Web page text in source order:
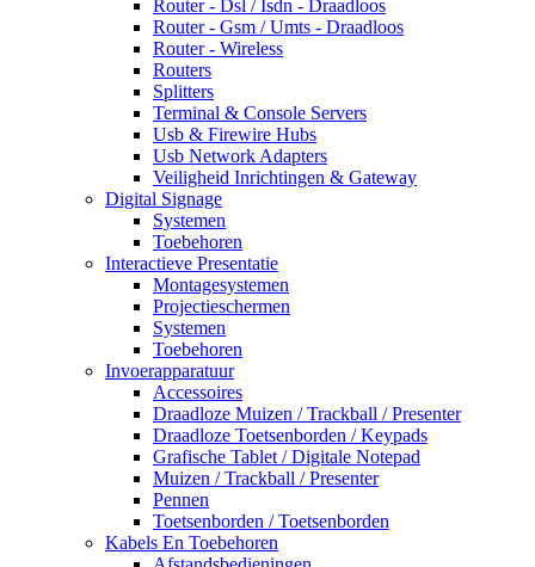
Router - Dsl / Isdn - Draadloos
Router - Gsm / Umts - Draadloos
Router - Wireless
Routers
Splitters
Terminal & Console Servers
Usb & Firewire Hubs
Usb Network Adapters
Veiligheid Inrichtingen & Gateway
Digital Signage
Systemen
Toebehoren
Interactieve Presentatie
Montagesystemen
Projectieschermen
Systemen
Toebehoren
Invoerapparatuur
Accessoires
Draadloze Muizen / Trackball / Presenter
Draadloze Toetsenborden / Keypads
Grafische Tablet / Digitale Notepad
Muizen / Trackball / Presenter
Pennen
Toetsenborden / Toetsenborden
Kabels En Toebehoren